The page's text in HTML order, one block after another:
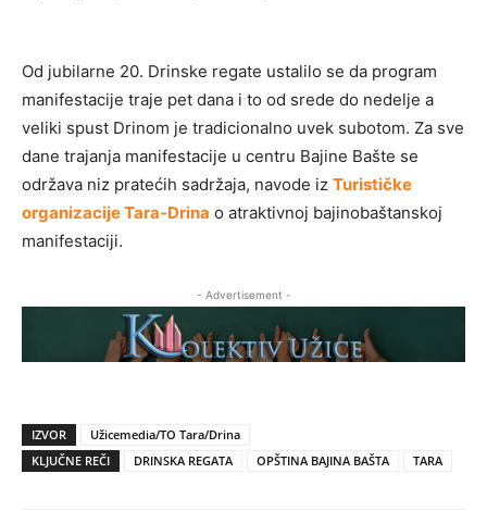
Od jubilarne 20. Drinske regate ustalilo se da program
manifestacije traje pet dana i to od srede do nedelje a
veliki spust Drinom je tradicionalno uvek subotom. Za sve
dane trajanja manifestacije u centru Bajine Bašte se
održava niz pratećih sadržaja, navode iz Turističke
organizacije Tara-Drina o atraktivnoj bajinobaštanskoj
manifestaciji.
- Advertisement -
IZVOR
Užicemedia/TO Tara/Drina
KLJUČNE REČI
DRINSKA REGATA OPŠTINA BAJINA BAŠTA TARA